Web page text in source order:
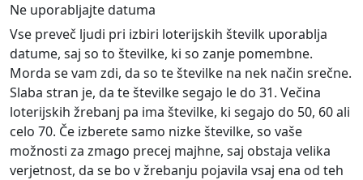
Ne uporabljajte datuma
Vse preveč ljudi pri izbiri loterijskih številk uporablja
datume, saj so to številke, ki so zanje pomembne.
Morda se vam zdi, da so te številke na nek način srečne.
Slaba stran je, da te številke segajo le do 31. Večina
loterijskih žrebanj pa ima številke, ki segajo do 50, 60 ali
celo 70. Če izberete samo nizke številke, so vaše
možnosti za zmago precej majhne, saj obstaja velika
verjetnost, da se bo v žrebanju pojavila vsaj ena od teh